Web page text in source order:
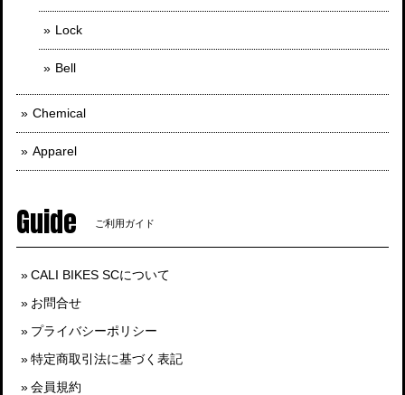
Lock
Bell
Chemical
Apparel
Guide ご利用ガイド
CALI BIKES SCについて
お問合せ
プライバシーポリシー
特定商取引法に基づく表記
会員規約